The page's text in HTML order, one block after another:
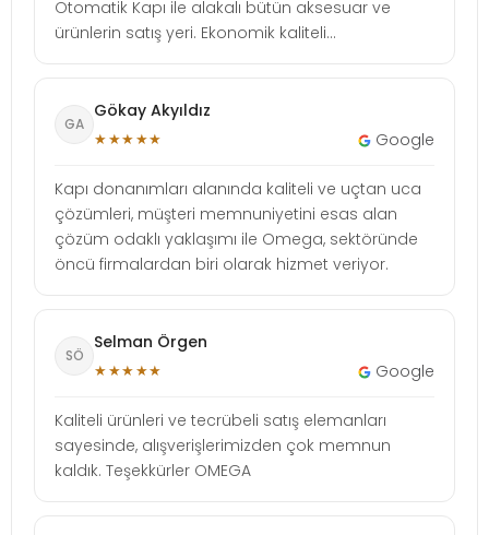
Otomatik Kapı ile alakalı bütün aksesuar ve
ürünlerin satış yeri. Ekonomik kaliteli...
GA
Gökay Akyıldız
★★★★★ Google
Kapı donanımları alanında kaliteli ve uçtan uca
çözümleri, müşteri memnuniyetini esas alan
çözüm odaklı yaklaşımı ile Omega, sektöründe
öncü firmalardan biri olarak hizmet veriyor.
SÖ
Selman Örgen
★★★★★ Google
Kaliteli ürünleri ve tecrübeli satış elemanları
sayesinde, alışverişlerimizden çok memnun
kaldık. Teşekkürler OMEGA